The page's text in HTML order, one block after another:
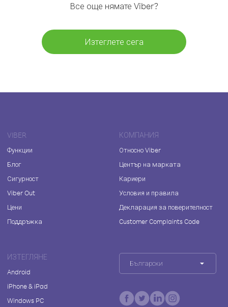
Все още нямате Viber?
Изтеглете сега
VIBER
Функции
Блог
Сигурност
Viber Out
Цени
Поддръжка
КОМПАНИЯ
Относно Viber
Център на марката
Кариери
Условия и правила
Декларация за поверителност
Customer Complaints Code
ИЗТЕГЛЯНЕ
Android
iPhone & iPad
Windows PC
Български